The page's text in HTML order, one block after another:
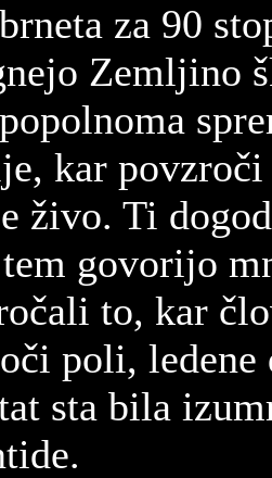
za 90
Zemljino
kar
živo. Ti
govorijo
to, kar
poli, ledene
sta bila